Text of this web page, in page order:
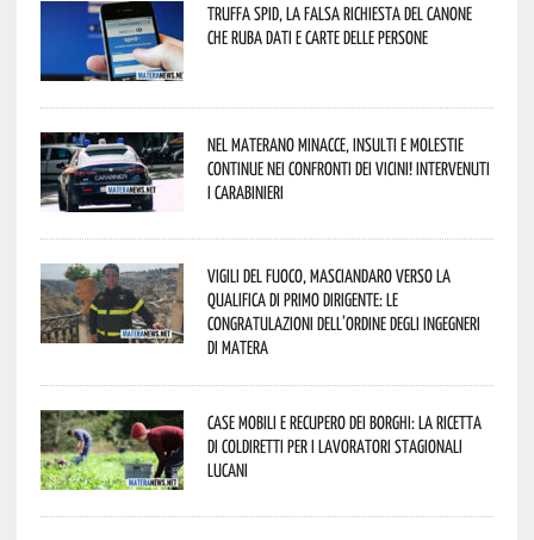
Truffa Spid, la falsa richiesta del canone
che ruba dati e carte delle persone
Nel materano minacce, insulti e molestie
continue nei confronti dei vicini! Intervenuti
i Carabinieri
Vigili del Fuoco, Masciandaro verso la
qualifica di Primo Dirigente: le
congratulazioni dell’Ordine degli Ingegneri
di Matera
Case mobili e recupero dei borghi: la ricetta
di Coldiretti per i lavoratori stagionali
lucani